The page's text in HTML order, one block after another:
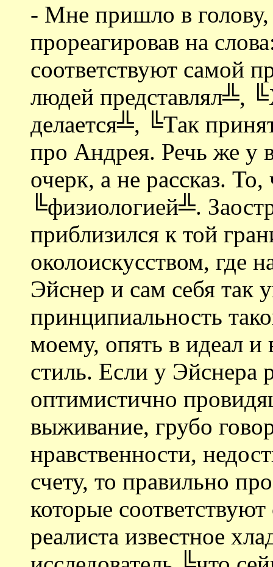
- Мне пришло в
прореагировав на
соответствуют самой
людей представлял╩,
делается╩, ╚Так
про Андрея. Речь же у
очерк, а не рассказ.
╚физиологией╩.
приблизился к той
околоискусством, где
Эйснер и сам себя так
принципиальность
моему, опять в идеал
стиль. Если у Эйснера
оптимистично
выживание, грубо
нравственности,
счету, то правильно
которые
реалиста известное